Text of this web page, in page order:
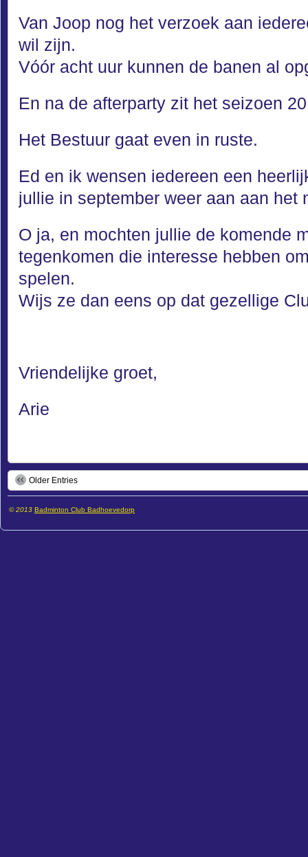
Van Joop nog het verzoek aan
wil zijn.
Vóór acht uur kunnen de banen al
En na de afterparty zit het seizoen
Het Bestuur gaat even in ruste.
Ed en ik wensen iedereen een
jullie in september weer aan aan het
O ja, en mochten jullie de komende
tegenkomen die interesse hebben
spelen.
Wijs ze dan eens op dat gezellige
Vriendelijke groet,
Arie
Older Entries
© 2013 Badminton Club Badhoevedorp